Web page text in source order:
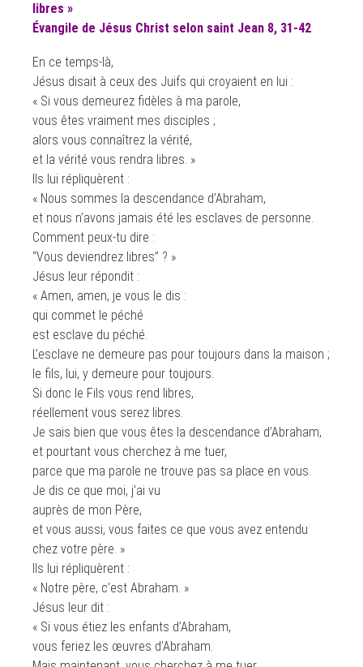
libres »
Évangile de Jésus Christ selon saint Jean 8, 31-42
En ce temps-là,
Jésus disait à ceux des Juifs qui croyaient en lui :
« Si vous demeurez fidèles à ma parole,
vous êtes vraiment mes disciples ;
alors vous connaîtrez la vérité,
et la vérité vous rendra libres. »
Ils lui répliquèrent :
« Nous sommes la descendance d’Abraham,
et nous n’avons jamais été les esclaves de personne.
Comment peux-tu dire :
“Vous deviendrez libres” ? »
Jésus leur répondit :
« Amen, amen, je vous le dis :
qui commet le péché
est esclave du péché.
L’esclave ne demeure pas pour toujours dans la maison ;
le fils, lui, y demeure pour toujours.
Si donc le Fils vous rend libres,
réellement vous serez libres.
Je sais bien que vous êtes la descendance d’Abraham,
et pourtant vous cherchez à me tuer,
parce que ma parole ne trouve pas sa place en vous.
Je dis ce que moi, j’ai vu
auprès de mon Père,
et vous aussi, vous faites ce que vous avez entendu
chez votre père. »
Ils lui répliquèrent :
« Notre père, c’est Abraham. »
Jésus leur dit :
« Si vous étiez les enfants d’Abraham,
vous feriez les œuvres d’Abraham.